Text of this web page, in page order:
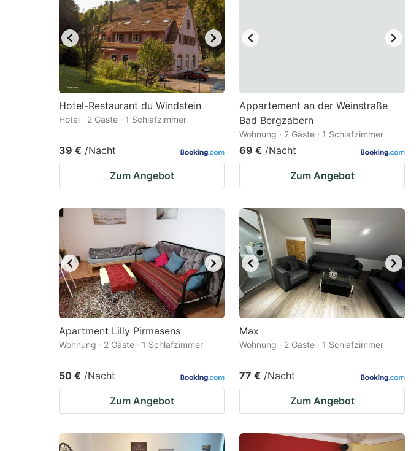
mark
key
to
get
the
keyboard
shortcuts
for
changing
dates.
keyboard
shortcuts
for
changing
dates.
Hotel-Restaurant du Windstein
Hotel · 2 Gäste · 1 Schlafzimmer
39 € /Nacht
Zum Angebot
Appartement an der Weinstraße
Bad Bergzabern
Wohnung · 2 Gäste · 1 Schlafzimmer
69 € /Nacht
Zum Angebot
Apartment Lilly Pirmasens
Wohnung · 2 Gäste · 1 Schlafzimmer
50 € /Nacht
Zum Angebot
Max
Wohnung · 2 Gäste · 1 Schlafzimmer
77 € /Nacht
Zum Angebot